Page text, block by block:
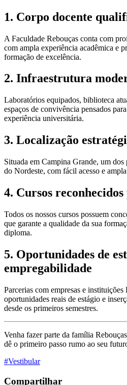
1. Corpo docente
A Faculdade Rebouças conta com
com ampla experiência acadêmica e
formação de excelência.
2. Infraestrutura
Laboratórios equipados, biblioteca
espaços de convivência pensados
experiência universitária.
3. Localização
Situada em Campina Grande, um
do Nordeste, com fácil acesso e
4. Cursos
Todos os nossos cursos possuem
que garante a qualidade da sua
diploma.
5. Oportunidades de
empregabilidade
Parcerias com empresas e
oportunidades reais de estágio e
desde os primeiros semestres.
Venha fazer parte da família
dê o primeiro passo rumo ao seu
#Vestibular
Compartilhar